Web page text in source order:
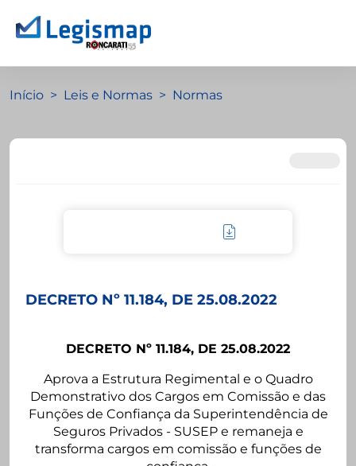
Início Leis e Normas Normas
DECRETO Nº 11.184, DE 25.08.2022
DECRETO Nº 11.184, DE 25.08.2022
Aprova a Estrutura Regimental e o Quadro
Demonstrativo dos Cargos em Comissão e das
Funções de Confiança da Superintendência de
Seguros Privados - SUSEP e remaneja e
transforma cargos em comissão e funções de